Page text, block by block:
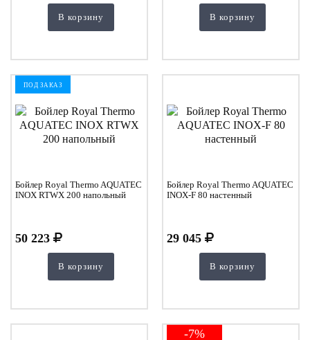
В корзину В корзину
ПОД ЗАКАЗ
Бойлер Royal Thermo AQUATEC
INOX RTWX 200 напольный
50 223
В корзину
Бойлер Royal Thermo AQUATEC
INOX-F 80 настенный
29 045
В корзину
-7%